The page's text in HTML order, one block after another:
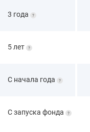
3 года
5 лет
С начала года
С запуска фонда